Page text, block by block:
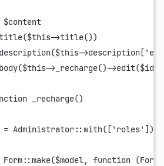
$content
($this->title())
description($this->description[
body($this-> _recharge()->edit
_recharge()
= Administrator::with([ 'roles' ]);
Form::make($model, function (Form